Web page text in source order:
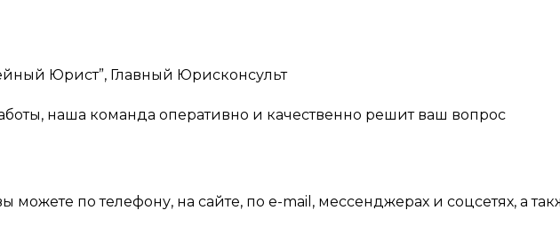
Юрист”, Главный Юрисконсульт
наша команда оперативно и качественно решит ваш вопрос
можете по телефону, на сайте, по e-mail, мессенджерах и соцсетях, а